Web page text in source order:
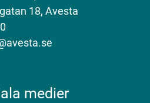
18, Avesta
medier